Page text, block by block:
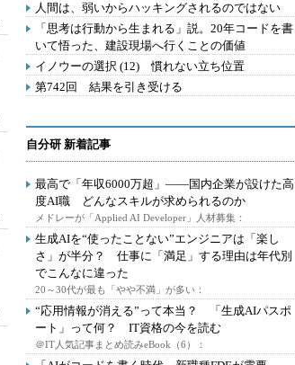
人間は、弱いからハッキングされるのではない
「思考は行動から生まれる」説。20年コードを書
いて悟った、建設現場へ行くことの価値
イノウーの選択 (12) 慣れない立ち位置
第742回 結果を引き受ける
自分研 新着記事
最高で「年収6000万超」――国内企業が設けた高
度AI職 どんなスキルが求められるのか
メドレーが「Applied AI Developer」人材募集：
生成AIを“使ったことない”エンジニアは「楽し
さ」が半分？ 仕事に「満足」する理由は年代別
でこんなに違った
20～30代が最も「やや不満」が多い：
“応用情報が消える”って本当？ 「生成AIパスポ
ート」って何？ IT資格の今を読む
＠IT人気記事まとめ読みeBook（6）：